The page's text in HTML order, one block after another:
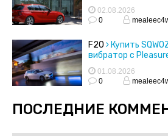
02.08.2026
0
F20
Купить
вибратор с
01.08.2026
0
ПОСЛЕДНИЕ